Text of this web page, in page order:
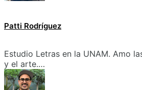
Patti Rodríguez
Estudio Letras en la UNAM. Amo
y el arte.…